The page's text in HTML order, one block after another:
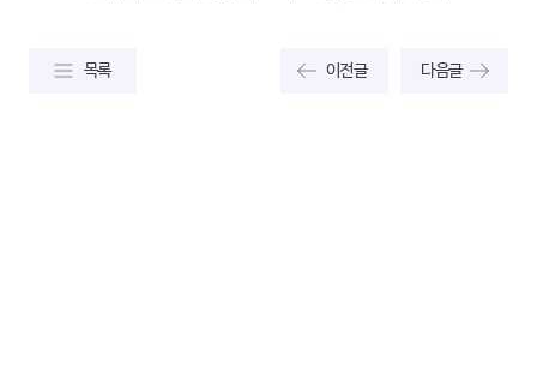
목록 이전글 다음글